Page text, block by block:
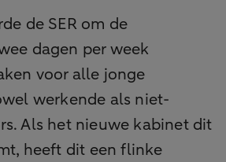
de SER om de
dagen per week
voor alle jonge
werkende als niet-
Als het nieuwe kabinet dit
heeft dit een flinke